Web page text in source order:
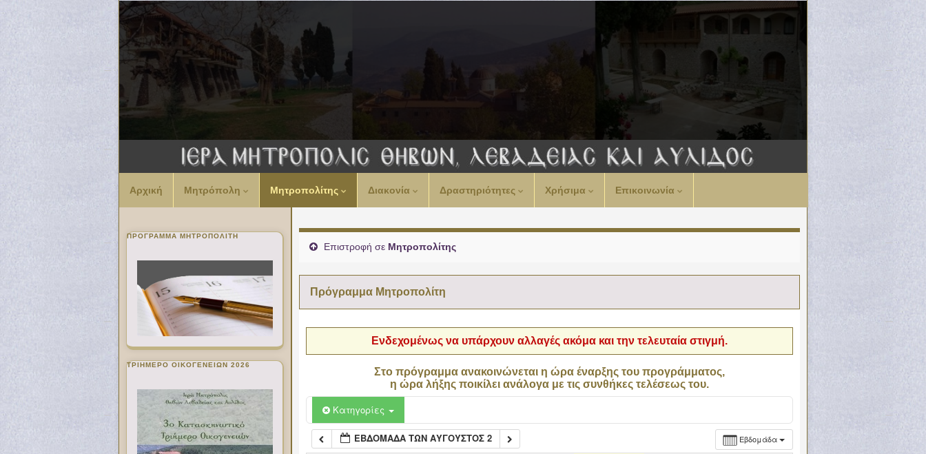
Αρχική Μητρόπολη Μητροπολίτης Διακονία Δραστηριότητες Χρήσιμα Επικοινωνία
Επιστροφή σε Μητροπολίτης
Πρόγραμμα Μητροπολίτη
Ενδεχομένως να υπάρχουν αλλαγές ακόμα και την τελευταία στιγμή.
Στο πρόγραμμα ανακοινώνεται η ώρα έναρξης του προγράμματος,
η ώρα λήξης ποικίλει ανάλογα με τις συνθήκες τελέσεως του.
Κατηγορίες
Εβδομάδα
ΕΒΔΟΜΆΔΑ ΤΩΝ ΑΎΓΟΥΣΤΟΣ 2
00:00
02:00
06:00
07:00
ΠΡΌΓΡΑΜΜΑ ΜΗΤΡΟΠΟΛΊΤΗ
ΤΡΙΗΜΕΡΟ ΟΙΚΟΓΕΝΕΙΩΝ 2026